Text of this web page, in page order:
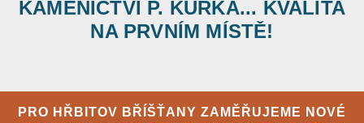
KAMENICTVÍ P. KŮRKA... KVALITA
NA PRVNÍM MÍSTĚ!
PRO HŘBITOV BŘÍŠŤANY ZAMĚŘUJEME NOVÉ